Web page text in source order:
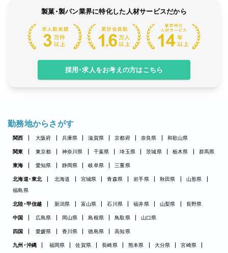
製菓・製パン業界に特化した人材サービスだから
採用・求人をお考えの方はこちら
勤務地からさがす
関西 大阪府 兵庫県 滋賀県 京都府 奈良県 和歌山県
関東 東京都 神奈川県 千葉県 埼玉県 茨城県 栃木県 群馬県
東海 愛知県 静岡県 岐阜県 三重県
北海道・東北 北海道 宮城県 青森県 岩手県 秋田県
山形県
福島県
北陸・甲信越 新潟県 富山県 石川県 福井県 山梨県 長野県
中国 広島県 岡山県 島根県 鳥取県 山口県
四国 愛媛県 香川県 徳島県 高知県
九州・沖縄 福岡県 佐賀県 長崎県 熊本県 大分県
宮崎県